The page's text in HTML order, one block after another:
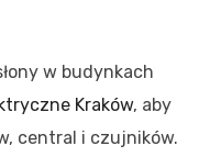
w budynkach
Kraków, aby
central i czujników.